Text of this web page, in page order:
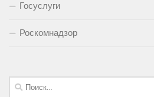
Госуслуги
Роскомнадзор
Найти: